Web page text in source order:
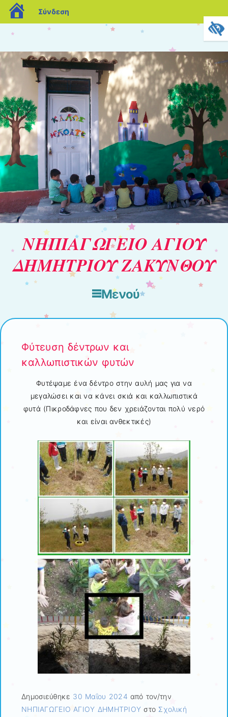
blogs.sch.gr
Σύνδεση
ΝΗΠΙΑΓΩΓΕΙΟ ΑΓΙΟΥ
ΔΗΜΗΤΡΙΟΥ ΖΑΚΥΝΘΟΥ
Μενού
Φύτευση δέντρων και
καλλωπιστικών φυτών
Φυτέψαμε ένα δέντρο στην αυλή μας για να
μεγαλώσει και να κάνει σκιά και καλλωπιστικά
φυτά (Πικροδάφνες που δεν χρειάζονται πολύ νερό
και είναι ανθεκτικές)
Δημοσιεύθηκε 30 Μαΐου 2024 από τον/την
ΝΗΠΙΑΓΩΓΕΙΟ ΑΓΙΟΥ ΔΗΜΗΤΡΙΟΥ στο Σχολική